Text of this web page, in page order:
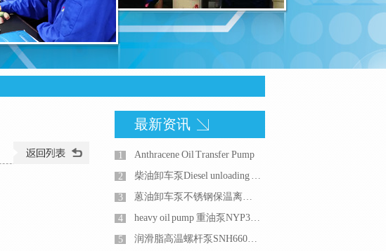
最新资讯
1 Anthracene Oil Transfer Pump
2 柴油卸车泵Diesel unloading pump
3 蒽油卸车泵不锈钢保温离心泵或者不锈钢保温夹套齿轮泵
4 heavy oil pump 重油泵NYP320内啮合齿轮泵
5 润滑脂高温螺杆泵SNH660R46U12.1W21三螺杆泵